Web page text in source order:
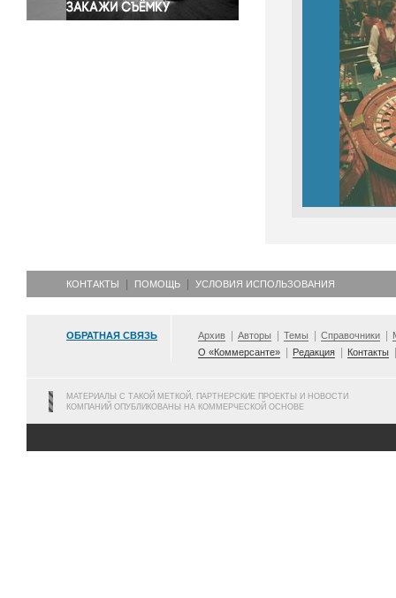
КОНТАКТЫ ПОМОЩЬ УСЛОВИЯ ИСПОЛЬЗОВАНИЯ
ОБРАТНАЯ СВЯЗЬ Архив Авторы Темы Справочники
О «Коммерсанте»
Редакция Контакты
МАТЕРИАЛЫ С ТАКОЙ МЕТКОЙ, ПАРТНЕРСКИЕ ПРОЕКТЫ И НОВОСТИ
КОМПАНИЙ ОПУБЛИКОВАНЫ НА КОММЕРЧЕСКОЙ ОСНОВЕ